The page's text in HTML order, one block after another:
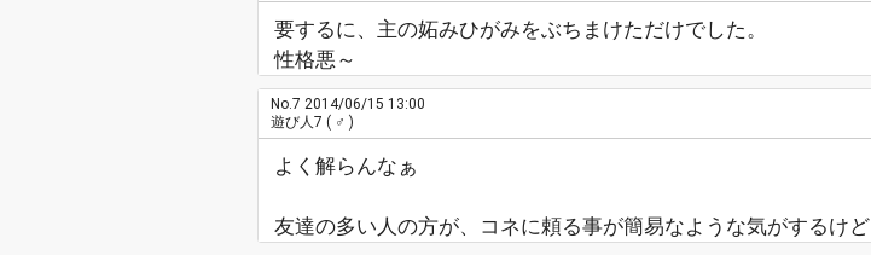
要するに、主の妬みひがみをぶちまけただけでした。
性格悪～
No.7 2014/06/15 13:00
遊び人7 ( ♂ )
よく解らんなぁ
友達の多い人の方が、コネに頼る事が簡易なような気がするけど